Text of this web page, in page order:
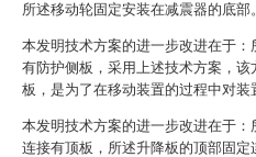
所述移动轮固定安装在减震器的底部。
本发明技术方案的进一步改进在于：
有防护侧板，采用上述技术方案，该
板，是为了在移动装置的过程中对装
本发明技术方案的进一步改进在于：
连接有顶板，所述升降板的顶部固定